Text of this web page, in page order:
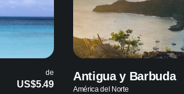
de
US$8.25
El Salvador
América del Norte